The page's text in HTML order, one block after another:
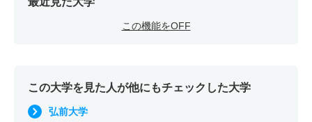
この機能をOFF
この大学を見た人が他にもチェックした大学
弘前大学